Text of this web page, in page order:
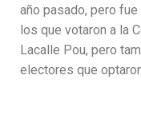
año pasado, pero
los que votaron a la
Lacalle Pou, pero
electores que